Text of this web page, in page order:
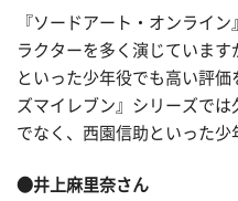
『ソードアート・オンライ
ラクターを多く演じていま
といった少年役でも高い評
ズマイレブン』シリーズで
でなく、西園信助といった少
●井上麻里奈さん